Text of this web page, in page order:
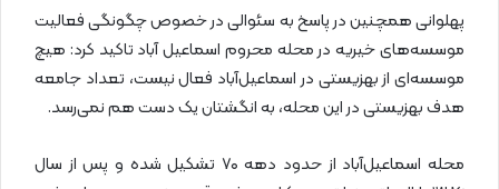
پهلوانی همچنین در پاسخ به سئوالی در خصوص چگونگی فعالیت
موسسه‌های خیریه‌ در محله محروم اسماعیل آباد تاکید کرد: هیچ
موسسه‌ای از بهزیستی در اسماعیل‌آباد فعال نیست، تعداد جامعه
هدف بهزیستی در این محله، به انگشتان یک دست هم نمی‌رسد.
محله اسماعیل‌آباد از حدود دهه ۷۰ تشکیل شده و پس از سال